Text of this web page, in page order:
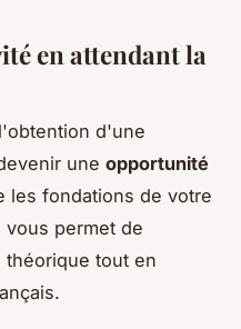
en attendant la
d'une
une opportunité
les fondations de votre
permet de
tout en